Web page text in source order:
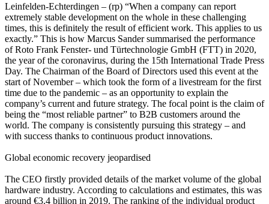
Leinfelden-Echterdingen – (rp) “When a company can report
extremely stable development on the whole in these challenging
times, this is definitely the result of efficient work. This applies to us
exactly.” This is how Marcus Sander summarised the performance
of Roto Frank Fenster- und Türtechnologie GmbH (FTT) in 2020,
the year of the coronavirus, during the 15th International Trade Press
Day. The Chairman of the Board of Directors used this event at the
start of November – which took the form of a livestream for the first
time due to the pandemic – as an opportunity to explain the
company’s current and future strategy. The focal point is the claim of
being the “most reliable partner” to B2B customers around the
world. The company is consistently pursuing this strategy – and
with success thanks to continuous product innovations.
Global economic recovery jeopardised
The CEO firstly provided details of the market volume of the global
hardware industry. According to calculations and estimates, this was
around €3.4 billion in 2019. The ranking of the individual product